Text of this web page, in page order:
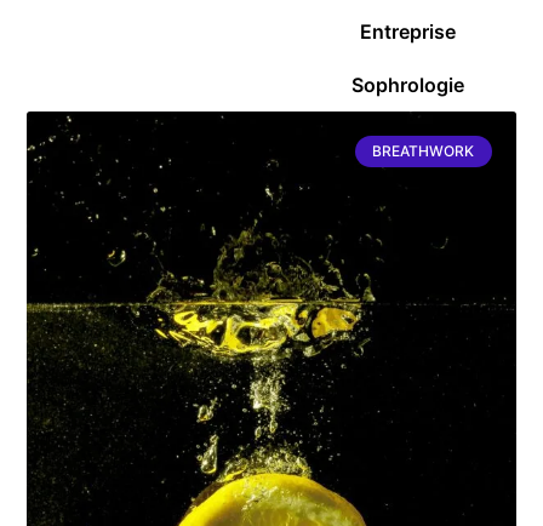
Entreprise
Sophrologie
BREATHWORK